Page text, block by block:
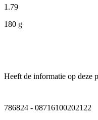
1 .79
180 g
Heeft de informatie op deze
786824 - 08716100202122